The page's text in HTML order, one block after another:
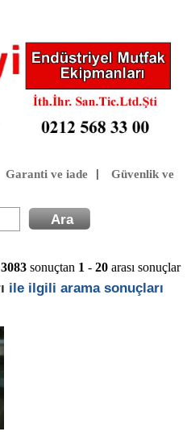
Garanti ve iade
Güvenlik ve
3083 sonuçtan 1 - 20 arası sonuçlar
ile ilgili arama sonuçları